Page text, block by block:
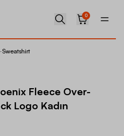
0
-Sweatshirt
Fleece Over-
Logo Kadın